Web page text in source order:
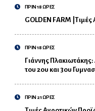
ΠΡΙΝ 18 ΩΡΕΣ
GOLDEN FARM
ΠΡΙΝ 18 ΩΡΕΣ
Γιάννης
του 2ου και 3ου
ΠΡΙΝ 21 ΩΡΕΣ